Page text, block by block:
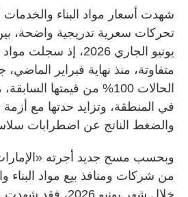
شهدت أسعار مواد البناء والخدمات
يونيو الجاري 2026، إذ
متفاوتة، منذ نهاية فبراير
الحالات 100% من قيمتها
في المنطقة، وتزايد حدتها مع
والضغط الناتج عن اضطرابات
وبحسب مسح جديد أجرته
من شركات ومنافذ بيع مواد البناء
خلال شهر يونيو